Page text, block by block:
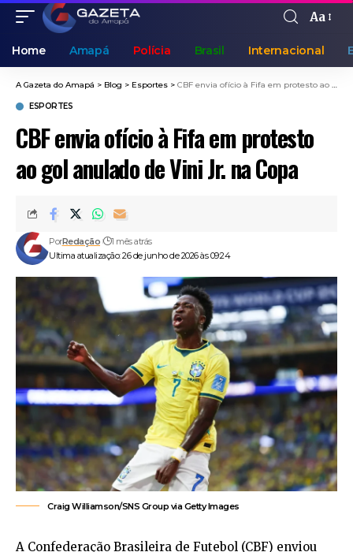
Aa
Home Amapá Polícia Brasil Internacional
A Gazeta do Amapá > Blog > Esportes > CBF envia ofício à Fifa em protesto ao gol anulado de Vini Jr. na Copa
ESPORTES
CBF envia ofício à Fifa em protesto
ao gol anulado de Vini Jr. na Copa
Ultima atualização: 26 de junho de 2026 às 09:24
PorRedação 1 mês atrás
Craig Williamson/SNS Group via Getty Images
A Confederação Brasileira de Futebol (CBF) enviou